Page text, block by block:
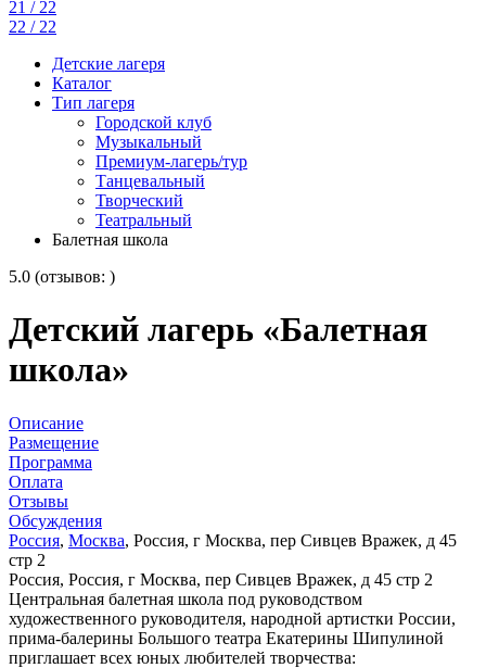
21 / 22
22 / 22
Детские лагеря
Каталог
Тип лагеря
Городской клуб
Музыкальный
Премиум-лагерь/тур
Танцевальный
Творческий
Театральный
Балетная школа
5.0 (отзывов: )
Детский лагерь «Балетная
школа»
Описание
Размещение
Программа
Оплата
Отзывы
Обсуждения
Россия, Москва, Россия, г Москва, пер Сивцев Вражек, д 45
стр 2
Россия, Россия, г Москва, пер Сивцев Вражек, д 45 стр 2
Центральная балетная школа под руководством
художественного руководителя, народной артистки России,
прима-балерины Большого театра Екатерины Шипулиной
приглашает всех юных любителей творчества: